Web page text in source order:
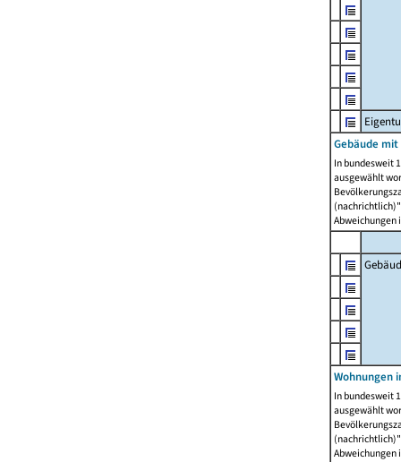
Gebäude
In bundesweit
ausgewählt
Abweichungen
Wohnungen
In bundesweit
ausgewählt
Abweichungen